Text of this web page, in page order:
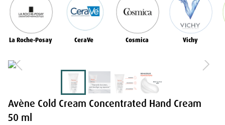
La Roche-Posay CeraVe Cosmica Vichy
Avène Cold Cream Concentrated Hand Cream
50 ml